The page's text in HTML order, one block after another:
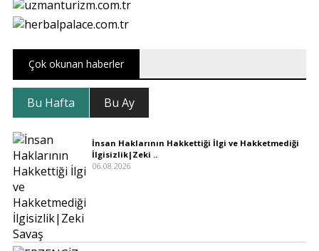
Çok okunan haberler
Bu Hafta Bu Ay
İnsan Haklarının Hakkettiği İlgi ve Hakketmediği
İlgisizlik|Zeki ..
06.08.2026